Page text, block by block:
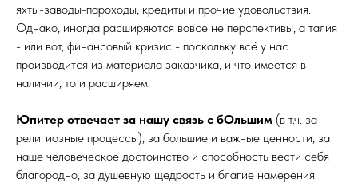
яхты-заводы-пароходы, кредиты и прочие удовольствия.
Однако, иногда расширяются вовсе не перспективы, а талия
- или вот, финансовый кризис - поскольку всё у нас
производится из материала заказчика, и что имеется в
наличии, то и расширяем.
Юпитер отвечает за нашу связь с бОльшим (в т.ч. за
религиозные процессы), за большие и важные ценности, за
наше человеческое достоинство и способность вести себя
благородно, за душевную щедрость и благие намерения.